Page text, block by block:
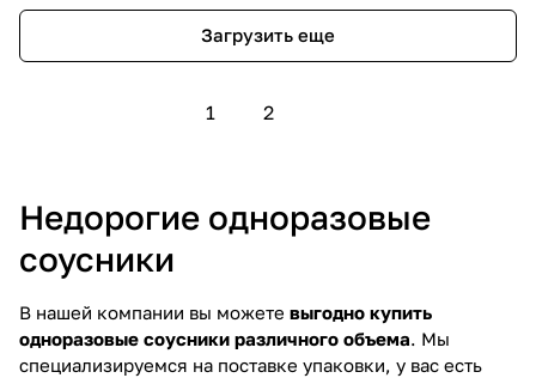
Загрузить еще
1 2
Недорогие одноразовые
соусники
В нашей компании вы можете выгодно купить
одноразовые соусники различного объема. Мы
специализируемся на поставке упаковки, у вас есть